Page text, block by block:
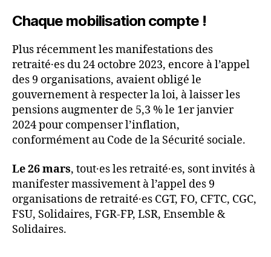
Chaque mobilisation compte !
Plus récemment les manifestations des
retraité·es du 24 octobre 2023, encore à l’appel
des 9 organisations, avaient obligé le
gouvernement à respecter la loi, à laisser les
pensions augmenter de 5,3 % le 1er janvier
2024 pour compenser l’inflation,
conformément au Code de la Sécurité sociale.
Le 26 mars, tout·es les retraité·es, sont invités à
manifester massivement à l’appel des 9
organisations de retraité·es CGT, FO, CFTC, CGC,
FSU, Solidaires, FGR-FP, LSR, Ensemble &
Solidaires.